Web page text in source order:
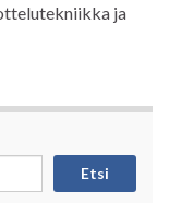
ja
Etsi